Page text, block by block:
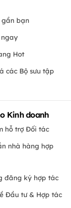
bạn
ngay
Hot
các Bộ sưu tập
Kinh doanh
hỗ trợ Đối tác
nhà hàng hợp
đăng ký hợp tác
Đầu tư & Hợp tác